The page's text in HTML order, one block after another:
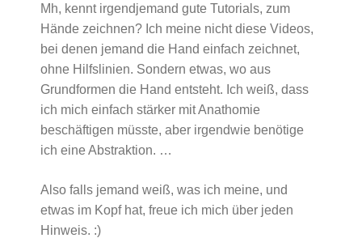
Mh, kennt irgendjemand gute Tutorials, zum
Hände zeichnen? Ich meine nicht diese Videos,
bei denen jemand die Hand einfach zeichnet,
ohne Hilfslinien. Sondern etwas, wo aus
Grundformen die Hand entsteht. Ich weiß, dass
ich mich einfach stärker mit Anathomie
beschäftigen müsste, aber irgendwie benötige
ich eine Abstraktion. …
Also falls jemand weiß, was ich meine, und
etwas im Kopf hat, freue ich mich über jeden
Hinweis. :)